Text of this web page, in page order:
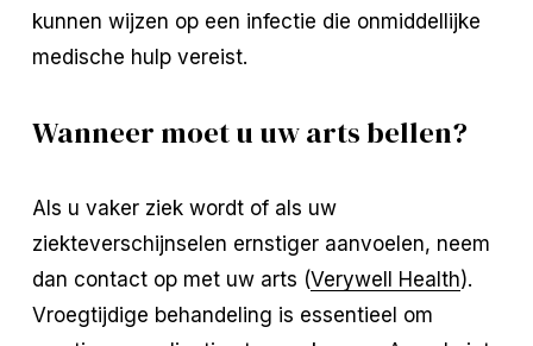
kunnen wijzen op een infectie die onmiddellijke
medische hulp vereist.
Wanneer moet u uw arts bellen?
Als u vaker ziek wordt of als uw
ziekteverschijnselen ernstiger aanvoelen, neem
dan contact op met uw arts (Verywell Health).
Vroegtijdige behandeling is essentieel om